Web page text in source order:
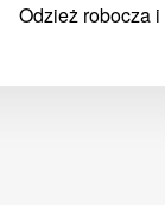
Odzież robocza